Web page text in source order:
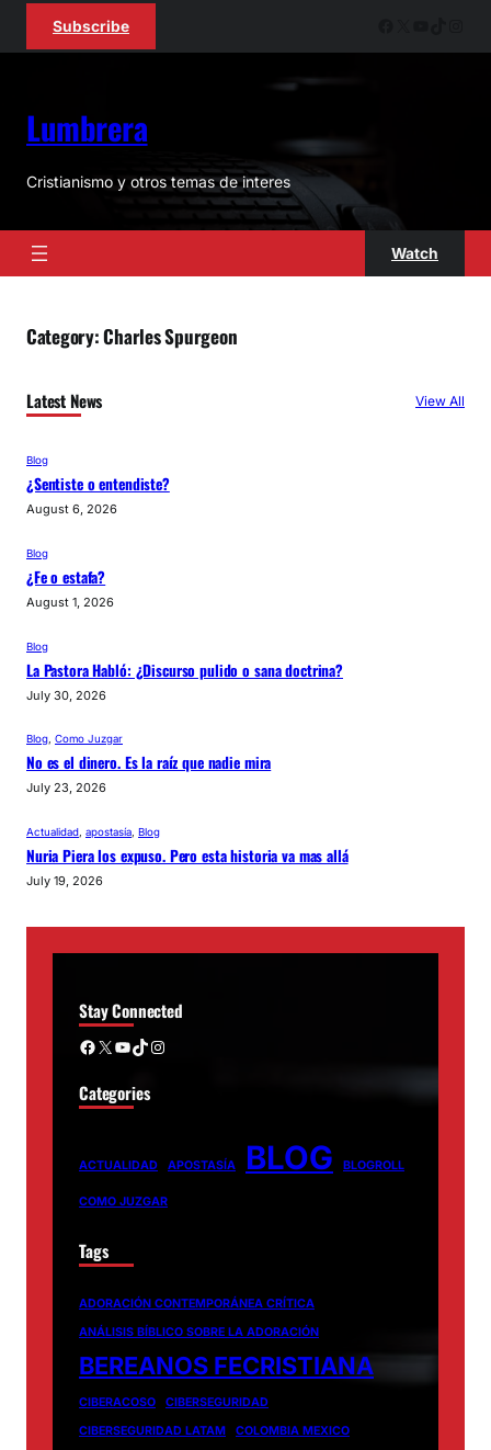
Subscribe
Lumbrera
Cristianismo y otros temas de interes
Watch
Category:Charles Spurgeon
Latest News View All
Blog
¿Sentiste o entendiste?
August 6, 2026
Blog
¿Fe o estafa?
August 1, 2026
Blog
La Pastora Habló: ¿Discurso pulido o sana doctrina?
July 30, 2026
Blog, Como Juzgar
No es el dinero. Es la raíz que nadie mira
July 23, 2026
Actualidad apostasía Blog
Nuria Piera los expuso. Pero esta historia va mas allá
July 19, 2026
Stay Connected
Facebook X YouTube TikTok Instagram
Categories
ACTUALIDAD APOSTASÍA BLOG BLOGROLL
COMO JUZGAR
Tags
ADORACIÓN CONTEMPORÁNEA CRÍTICA
ANÁLISIS BÍBLICO SOBRE LA ADORACIÓN
BEREANOS FECRISTIANA
CIBERACOSO
CIBERSEGURIDAD
CIBERSEGURIDAD LATAM
COLOMBIA MEXICO